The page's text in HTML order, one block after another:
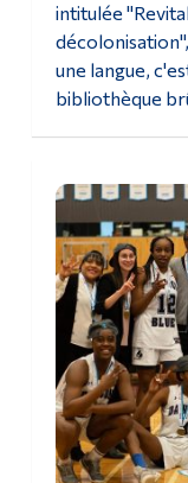
intitulée
une langue,
bibliothèque